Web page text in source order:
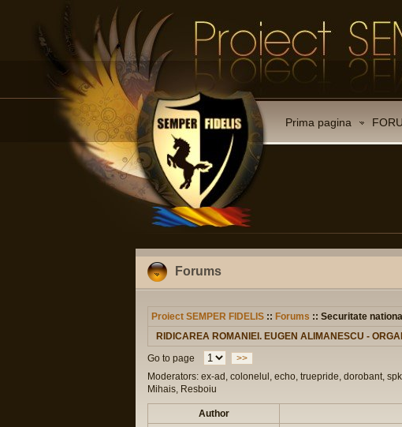
Prima pagina
Forums
Proiect SEMPER FIDELIS :: Forums :: Securitate
RIDICAREA ROMANIEI. EUGEN ALIMANESCU -
Go to page
>>
Moderators: ex-ad, colonelul, echo, truepride, dorobant,
Mihais, Resboiu
Author